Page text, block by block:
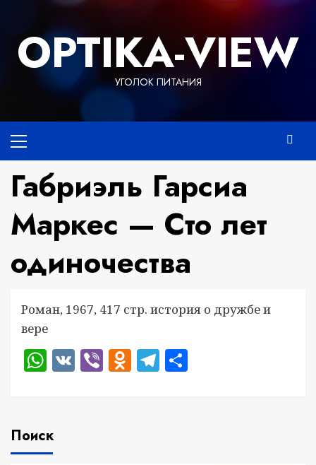
содержимому
OPTIKA-VIEW
УГОЛОК ПИТАНИЯ
меню
Габриэль Гарсиа
Маркес — Сто лет
одиночества
Роман, 1967, 417 стр. история о дружбе и
вере
WhatsApp
VKViberOdnoklassniki
Telegram
Поиск